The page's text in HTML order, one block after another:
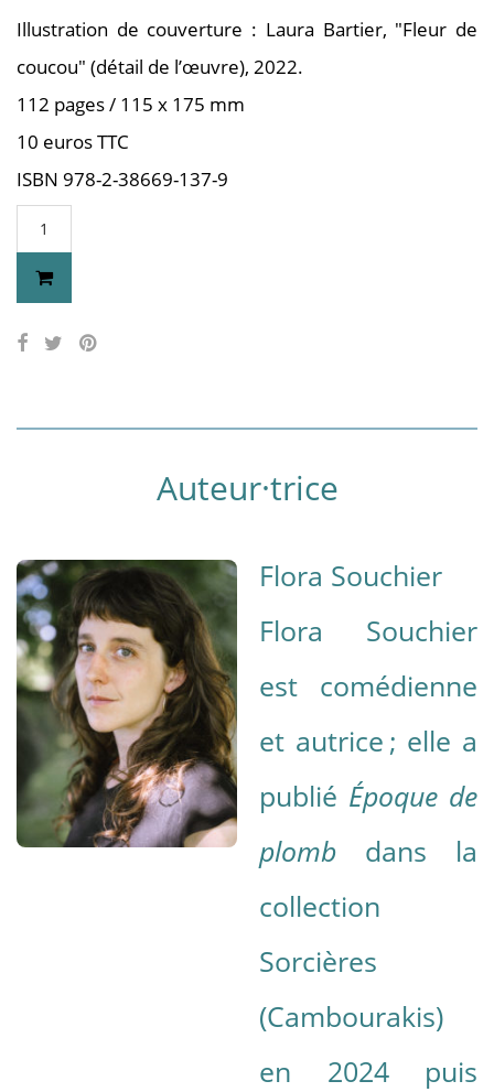
Illustration de couverture : Laura Bartier, "Fleur de
coucou" (détail de l’œuvre), 2022.
112 pages / 115 x 175 mm
10 euros TTC
ISBN 978-2-38669-137-9
Auteur·trice
Flora Souchier
Flora Souchier
est comédienne
et autrice ; elle a
publié Époque de
plomb dans la
collection
Sorcières
(Cambourakis)
en 2024 puis